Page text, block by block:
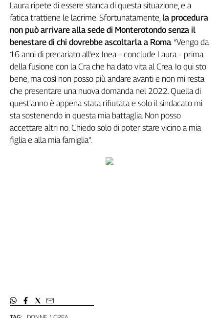
Calabria
Campania
Emilia-
Romagna
Friuli
Venezia
Giulia
Lazio
Liguria
Lombardia
Marche
Piemonte
2014
Laura ripete di essere stanca di questa situazione, e a
fatica trattiene le lacrime. Sfortunatamente, la procedura
non può arrivare alla sede di Monterotondo senza il
benestare di chi dovrebbe ascoltarla a Roma. “Vengo da
16 anni di precariato all'ex Inea – conclude Laura – prima
della fusione con la Cra che ha dato vita al Crea. Io qui sto
bene, ma così non posso più andare avanti e non mi resta
che presentare una nuova domanda nel 2022. Quella di
quest'anno è appena stata rifiutata e solo il sindacato mi
sta sostenendo in questa mia battaglia. Non posso
accettare altri no. Chiedo solo di poter stare vicino a mia
figlia e alla mia famiglia”.